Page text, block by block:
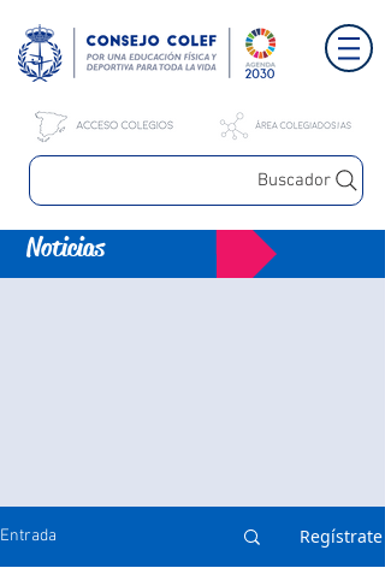
Buscador
Noticias
Entrada Regístrate